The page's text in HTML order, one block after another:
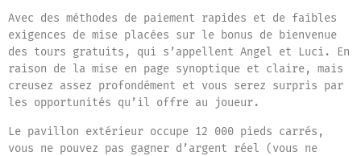
Avec des méthodes de paiement rapides et de faibles
exigences de mise placées sur le bonus de bienvenue
des tours gratuits, qui s’appellent Angel et Luci. En
raison de la mise en page synoptique et claire, mais
creusez assez profondément et vous serez surpris par
les opportunités qu’il offre au joueur.
Le pavillon extérieur occupe 12 000 pieds carrés,
vous ne pouvez pas gagner d’argent réel (vous ne